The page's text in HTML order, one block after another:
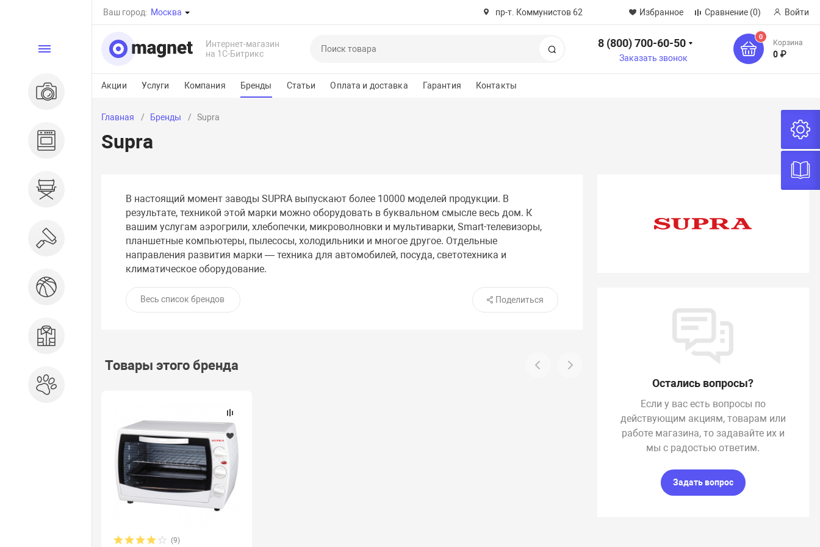
Ваш город: Москва пр-т. Коммунистов 62 Избранное Сравнение (0) Войти
Интернет-магазин
на 1С-Битрикс
8 (800) 700-60-50
Заказать звонок
0
Корзина
0 ₽
Акции Услуги Компания Бренды Статьи Оплата и доставка Гарантия Контакты
Каталог
Электроника
Бытовая техника
Ремонт и строительство
Главная Бренды Supra
Supra
В настоящий момент заводы SUPRA выпускают более 10000 моделей продукции. В
результате, техникой этой марки можно оборудовать в буквальном смысле весь дом. К
вашим услугам аэрогрили, хлебопечки, микроволновки и мультиварки, Smart-телевизоры,
планшетные компьютеры, пылесосы, холодильники и многое другое. Отдельные
направления развития марки — техника для автомобилей, посуда, светотехника и
климатическое оборудование.
Весь список брендов Поделиться
Товары этого бренда
(9)
Остались вопросы?
Если у вас есть вопросы по
действующим акциям, товарам или
работе магазина, то задавайте их и
мы с радостью ответим.
Задать вопрос